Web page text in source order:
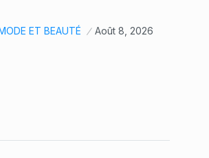
ET BEAUTÉ Août 8, 2026